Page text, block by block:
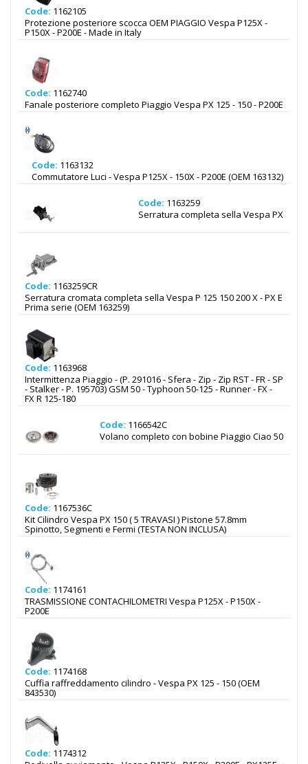
Code: 1162105
Protezione posteriore scocca OEM PIAGGIO Vespa P125X -
P150X - P200E - Made in Italy
Code: 1162740
Fanale posteriore completo Piaggio Vespa PX 125 - 150 - P200E
Code: 1163132
Commutatore Luci - Vespa P125X - 150X - P200E (OEM 163132)
Code: 1163259
Serratura completa sella Vespa PX
Code: 1163259CR
Serratura cromata completa sella Vespa P 125 150 200 X - PX E
Prima serie (OEM 163259)
Code: 1163968
Intermittenza Piaggio - (P. 291016 - Sfera - Zip - Zip RST - FR - SP
- Stalker - P. 195703) GSM 50 - Typhoon 50-125 - Runner - FX -
FX R 125-180
Code: 1166542C
Volano completo con bobine Piaggio Ciao 50
Code: 1167536C
Kit Cilindro Vespa PX 150 ( 5 TRAVASI ) Pistone 57.8mm
Spinotto, Segmenti e Fermi (TESTA NON INCLUSA)
Code: 1174161
TRASMISSIONE CONTACHILOMETRI Vespa P125X - P150X -
P200E
Code: 1174168
Cuffia raffreddamento cilindro - Vespa PX 125 - 150 (OEM
843530)
Code: 1174312